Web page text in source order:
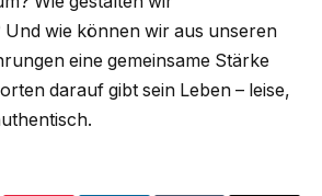
Und wie können wir aus unseren
eine gemeinsame Stärke
darauf gibt sein Leben – leise,